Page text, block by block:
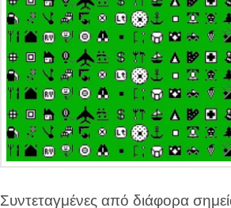
Συντεταγμένες από διάφορα